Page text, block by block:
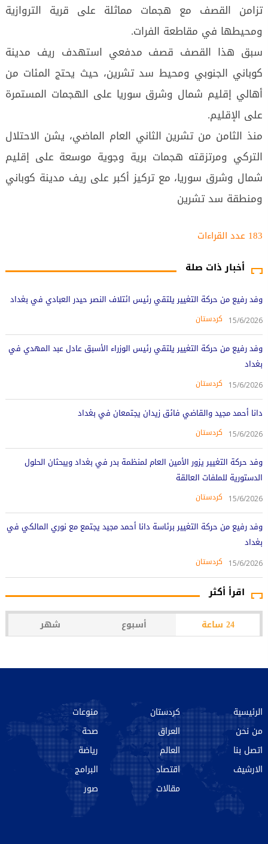
أخبار ذات صلة
وفد رفيع من حركة التغيير يلتقي رئيس ائتلاف النصر حيدر العبادي في بغداد
15/6/2026 کردستان
وفد رفيع من حركة التغيير يلتقي رئيس الوزراء الأسبق عادل عبد المهدي في
بغداد
15/6/2026 کردستان
دانا أحمد مجيد والقاضي فائق زيدان يجتمعان في بغداد
15/6/2026 کردستان
وفد حركة التغيير يزور الأمين العام لمنظمة بدر في بغداد ويبحثان الحلول
الدستورية للملفات العالقة
15/6/2026 کردستان
وفد رفيع من حركة التغيير برئاسة دانا أحمد مجيد يجتمع مع نوري المالكي في
بغداد
15/6/2026 کردستان
تزامن القصف مع هجمات مماثلة على قرية التروازية
ومحيطها في مقاطعة الفرات.
سبق هذا القصف قصف مدفعي استهدف ريف مدينة
كوباني الجنوبي ومحيط سد تشرين، حيث يحتج المئات من
أهالي إقليم شمال وشرق سوريا على الهجمات المستمرة
على الإقليم.
منذ الثامن من تشرين الثاني العام الماضي، يشن الاحتلال
التركي ومرتزقته هجمات برية وجوية موسعة على إقليم
شمال وشرق سوريا، مع تركيز أكبر على ريف مدينة كوباني
ومنطقة سد تشرين
183 عدد القراءات‌‌
اقرأ أكثر
24 ساعة أسبوع شهر
الرئيسية
من نحن‌
اتصل بنا
الارشیف
كردستان
العراق
العالم
اقتصاد
مقالات
منوعات
صحة
رياضة
البرامج
صور